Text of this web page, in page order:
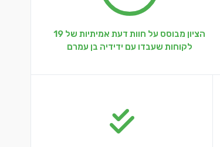
הציון מבוסס על חוות דעת אמיתיות של 19
לקוחות שעבדו עם ידידיה בן עמרם